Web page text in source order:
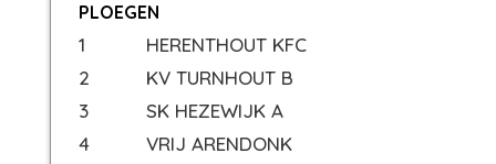
PLOEGEN
1
HERENTHOUT KFC
2
KV TURNHOUT B
3
SK HEZEWIJK A
4
VRIJ ARENDONK